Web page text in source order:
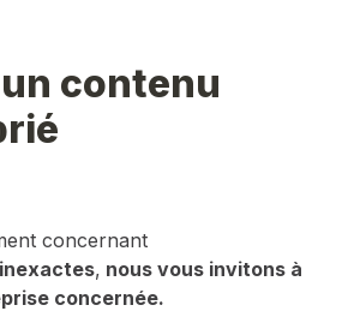
contenu
concernant
, nous vous invitons à
concernée.